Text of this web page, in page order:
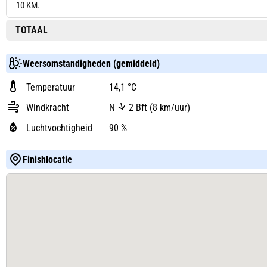
10 KM.
TOTAAL
Weersomstandigheden (gemiddeld)
Temperatuur
14,1 °C
Windkracht
N
2 Bft (8 km/uur)
Luchtvochtigheid
90 %
Finishlocatie